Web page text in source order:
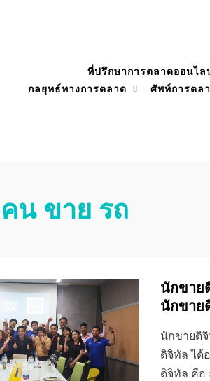
ที่ปรึกษาการตลาดออนไล
กลยุทธ์ทางการตลาด
ศัพท์การตล
คน ขาย รถ
นักขาย
นักขาย
นักขายดิ
ดิจิทัล ได้
ดิจิทัล คือ